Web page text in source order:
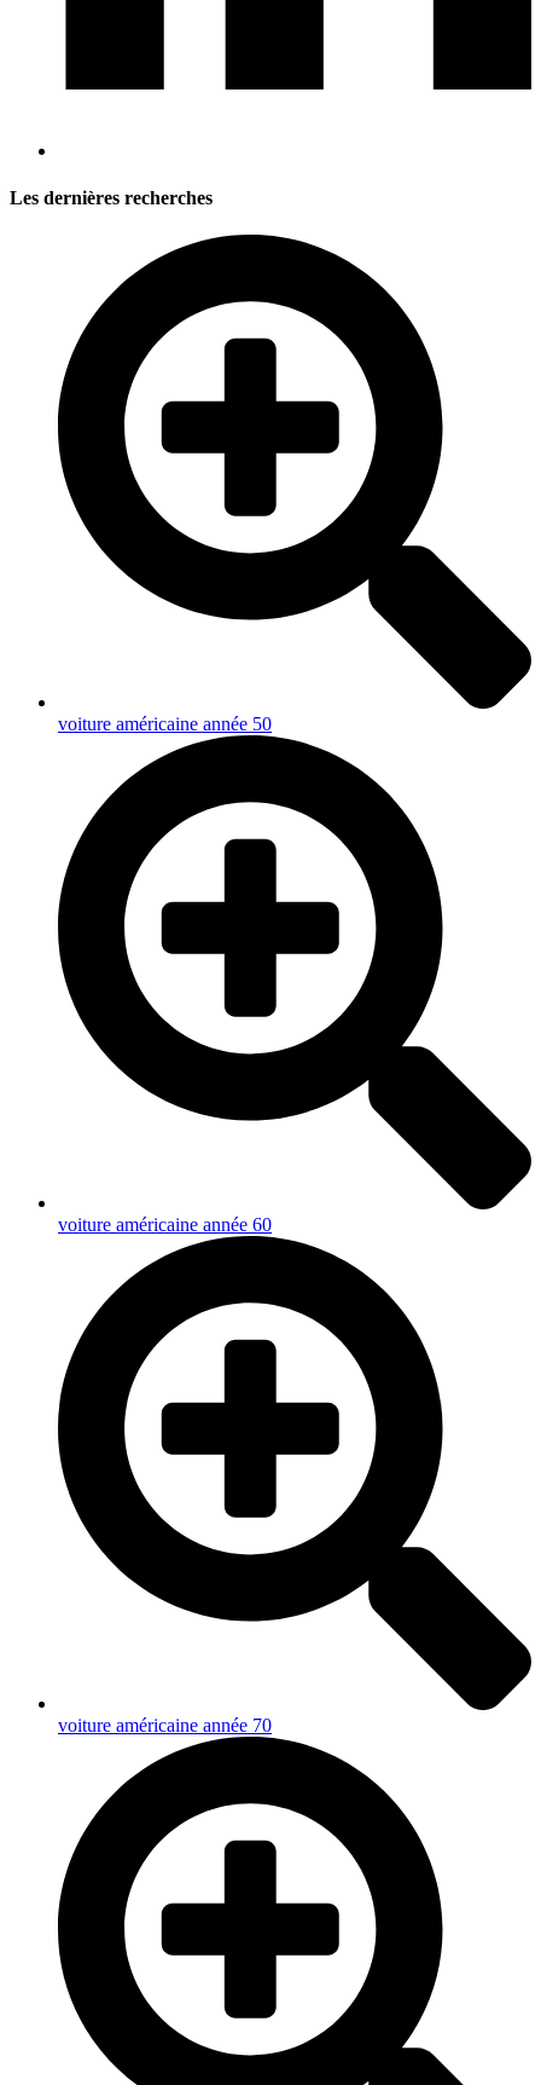
Les dernières recherches
voiture américaine année 50
voiture américaine année 60
voiture américaine année 70